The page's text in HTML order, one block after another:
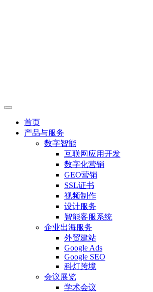
首页
产品与服务
数字智能
互联网应用开发
数字化营销
GEO营销
SSL证书
视频制作
设计服务
智能客服系统
企业出海服务
外贸建站
Google Ads
Google SEO
科灯跨境
会议展览
学术会议